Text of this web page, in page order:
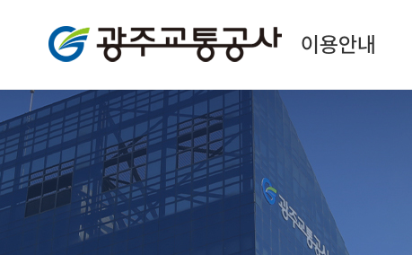
광주교통공사
이용안내